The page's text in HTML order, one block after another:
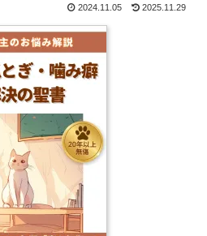
2024.11.05 2025.11.29